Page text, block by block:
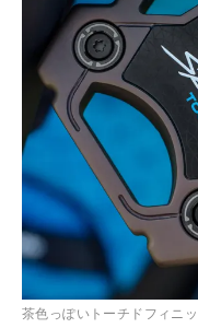
茶色っぽいトーチドフィニ